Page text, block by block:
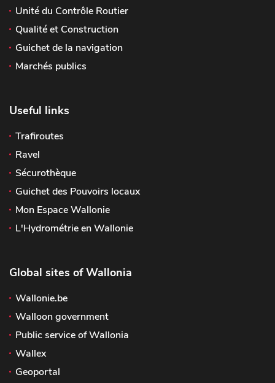
Unité du Contrôle Routier
Qualité et Construction
Guichet de la navigation
Marchés publics
Useful links
Trafiroutes
Ravel
Sécurothèque
Guichet des Pouvoirs locaux
Mon Espace Wallonie
L'Hydrométrie en Wallonie
Global sites of Wallonia
Wallonie.be
Walloon government
Public service of Wallonia
Wallex
Geoportal